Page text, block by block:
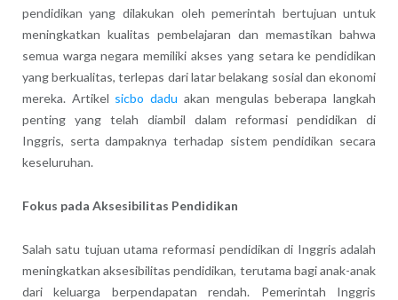
pendidikan yang dilakukan oleh pemerintah bertujuan untuk
meningkatkan kualitas pembelajaran dan memastikan bahwa
semua warga negara memiliki akses yang setara ke pendidikan
yang berkualitas, terlepas dari latar belakang sosial dan ekonomi
mereka. Artikel sicbo dadu akan mengulas beberapa langkah
penting yang telah diambil dalam reformasi pendidikan di
Inggris, serta dampaknya terhadap sistem pendidikan secara
keseluruhan.
Fokus pada Aksesibilitas Pendidikan
Salah satu tujuan utama reformasi pendidikan di Inggris adalah
meningkatkan aksesibilitas pendidikan, terutama bagi anak-anak
dari keluarga berpendapatan rendah. Pemerintah Inggris